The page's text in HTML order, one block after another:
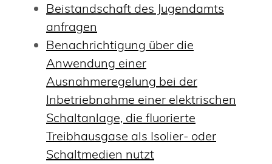
Beistandschaft des Jugendamts
anfragen
Benachrichtigung über die
Anwendung einer
Ausnahmeregelung bei der
Inbetriebnahme einer elektrischen
Schaltanlage, die fluorierte
Treibhausgase als Isolier- oder
Schaltmedien nutzt